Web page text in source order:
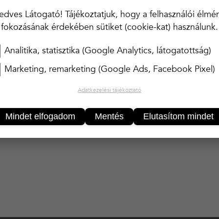
SZÍN RÓZSASZIN
KOSÁRBA
20 000 Ft felett ingyenes kiszállítás!!
Látogató! Tájékoztatjuk, hogy a felhasználói
fokozásának érdekében sütiket (cookie-kat) használunk.
Analitika, statisztika (Google Analytics, látogatottság)
Marketing, remarketing (Google Ads, Facebook Pixel)
Adatkezelési tájékoztató
Mindet elfogadom Mentés Elutasítom mindet